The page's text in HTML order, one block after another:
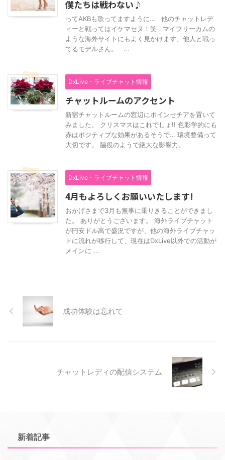
僕たちは戦わない♪
ってAKBも歌ってますように… 他のチャットレデ
ィーと戦ってはイケマセヌ！笑 マイフリーカムの
ような海外サイトにもよく見かけます、他人と戦っ
てるモデルさん。 ...
DxLive・ライブチャット情報
チャットルームのアクセント
新宿チャットルームの窓辺にポインセチアを置いて
みました。 クリスマスはこれでしょ!! 色彩学的にも
赤はポジティブな効果があるそうで… 環境整備って
大切です。 脇役のようで絶大な影響力。
DxLive・ライブチャット情報
4月もよろしくお願いいたします!
おかげさまで3月も無事に乗りきることができまし
た。 ありがとうございます。 海外ライブチャット
が円安ドル高で盛況ですが、他の海外ライブチャッ
トに流れが移行して、現在はDxLive以外での活動が
メインに ...
成功体験は忘れて
チャットレディの配信システム
新着記事